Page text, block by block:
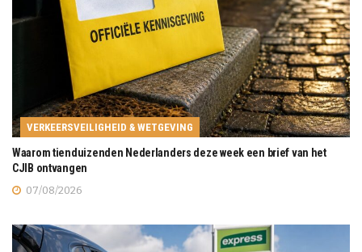
VERKEERSVEILIGHEID & WETGEVING
Waarom tienduizenden Nederlanders deze week een brief van het
CJIB ontvangen
07/08/2026